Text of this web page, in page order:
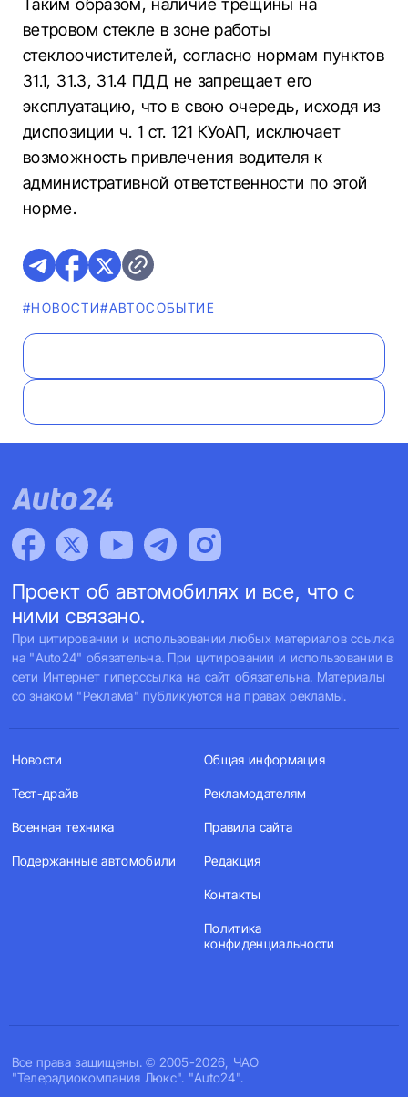
Таким образом, наличие трещины на
ветровом стекле в зоне работы
стеклоочистителей, согласно нормам пунктов
31.1, 31.3, 31.4 ПДД не запрещает его
эксплуатацию, что в свою очередь, исходя из
диспозиции ч. 1 ст. 121 КУоАП, исключает
возможность привлечения водителя к
административной ответственности по этой
норме.
#НОВОСТИ#АВТОСОБЫТИЕ
Проект об автомобилях и все, что с
ними связано.
При цитировании и использовании любых материалов ссылка
на "Auto24" обязательна. При цитировании и использовании в
сети Интернет гиперссылка на сайт обязательна. Материалы
со знаком "Реклама" публикуются на правах рекламы.
Все права защищены. © 2005-2026, ЧАО
"Телерадиокомпания Люкс". "Auto24".
Новости
Тест-драйв
Военная техника
Подержанные автомобили
Общая информация
Рекламодателям
Правила сайта
Редакция
Контакты
Политика
конфиденциальности